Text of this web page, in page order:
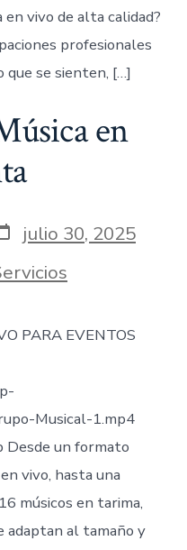
vivo de alta calidad?
profesionales
que se sienten, […]
en
julio 30, 2025
PARA EVENTOS
Musical-1.mp4
Desde un formato
vivo, hasta una
músicos en tarima,
adaptan al tamaño y